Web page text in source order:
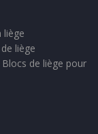
liège
liège
de liège pour